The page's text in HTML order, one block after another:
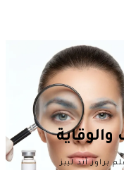
براوز آند ليبز